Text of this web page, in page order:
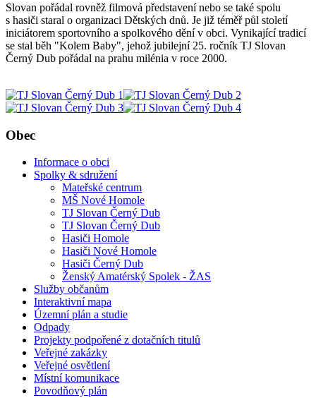
Slovan pořádal rovněž filmová představení nebo se také spolu
s hasiči staral o organizaci Dětských dnů. Je již téměř půl století
iniciátorem sportovního a spolkového dění v obci. Vynikající tradicí
se stal běh "Kolem Baby", jehož jubilejní 25. ročník TJ Slovan
Černý Dub pořádal na prahu milénia v roce 2000.
Obec
Informace o obci
Spolky & sdružení
Mateřské centrum
MŠ Nové Homole
TJ Slovan Černý Dub
TJ Slovan Černý Dub
Hasiči Homole
Hasiči Nové Homole
Hasiči Černý Dub
Ženský Amatérský Spolek - ŽAS
Služby občanům
Interaktivní mapa
Územní plán a studie
Odpady
Projekty podpořené z dotačních titulů
Veřejné zakázky
Veřejné osvětlení
Místní komunikace
Povodňový plán